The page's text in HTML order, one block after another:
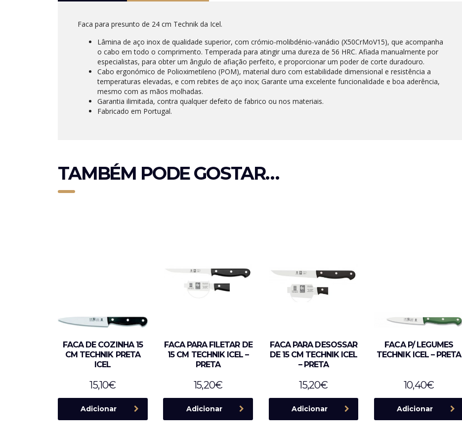
Faca para presunto de 24 cm Technik da Icel.
Lâmina de aço inox de qualidade superior, com crómio-molibdénio-vanádio (X50CrMoV15), que acompanha
o cabo em todo o comprimento. Temperada para atingir uma dureza de 56 HRC. Afiada manualmente por
especialistas, para obter um ângulo de afiação perfeito, e proporcionar um poder de corte duradouro.
Cabo ergonómico de Polioximetileno (POM), material duro com estabilidade dimensional e resistência a
temperaturas elevadas, e com rebites de aço inox; Garante uma excelente funcionalidade e boa aderência,
mesmo com as mãos molhadas.
Garantia ilimitada, contra qualquer defeito de fabrico ou nos materiais.
Fabricado em Portugal.
TAMBÉM PODE GOSTAR…
FACA DE COZINHA 15
CM TECHNIK PRETA
ICEL
15,10€
Adicionar
FACA PARA FILETAR DE
15 CM TECHNIK ICEL –
PRETA
15,20€
Adicionar
FACA PARA DESOSSAR
DE 15 CM TECHNIK ICEL
– PRETA
15,20€
Adicionar
FACA P/ LEGUMES
TECHNIK ICEL – PRETA
10,40€
Adicionar